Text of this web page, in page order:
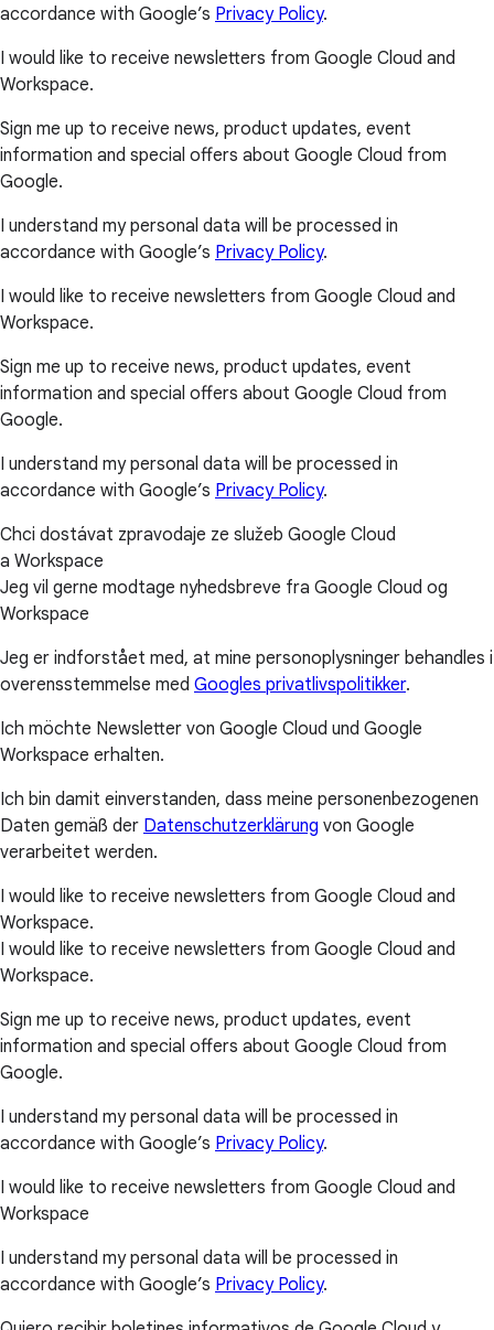
accordance with Google’s Privacy Policy.
I would like to receive newsletters from Google Cloud and
Workspace.
Sign me up to receive news, product updates, event
information and special offers about Google Cloud from
Google.
I understand my personal data will be processed in
accordance with Google’s Privacy Policy.
I would like to receive newsletters from Google Cloud and
Workspace.
Sign me up to receive news, product updates, event
information and special offers about Google Cloud from
Google.
I understand my personal data will be processed in
accordance with Google’s Privacy Policy.
Chci dostávat zpravodaje ze služeb Google Cloud
a Workspace
Jeg vil gerne modtage nyhedsbreve fra Google Cloud og
Workspace
Jeg er indforstået med, at mine personoplysninger behandles i
overensstemmelse med Googles privatlivspolitikker.
Ich möchte Newsletter von Google Cloud und Google
Workspace erhalten.
Ich bin damit einverstanden, dass meine personenbezogenen
Daten gemäß der Datenschutzerklärung von Google
verarbeitet werden.
I would like to receive newsletters from Google Cloud and
Workspace.
I would like to receive newsletters from Google Cloud and
Workspace.
Sign me up to receive news, product updates, event
information and special offers about Google Cloud from
Google.
I understand my personal data will be processed in
accordance with Google’s Privacy Policy.
I would like to receive newsletters from Google Cloud and
Workspace
I understand my personal data will be processed in
accordance with Google’s Privacy Policy.